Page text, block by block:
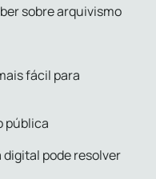
sobre arquivismo
fácil para
pública
pode resolver